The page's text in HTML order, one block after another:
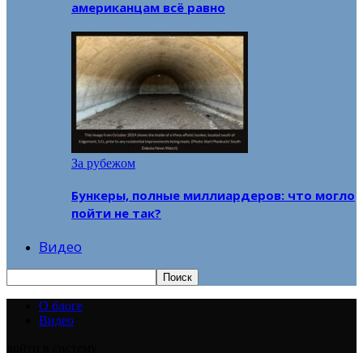
американцам всё равно
За рубежом
Бункеры, полные миллиардеров: что могло
пойти не так?
Видео
О блоге
Видео